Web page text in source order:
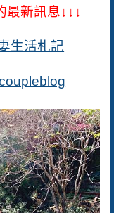
最新訊息↓↓↓
生活札記